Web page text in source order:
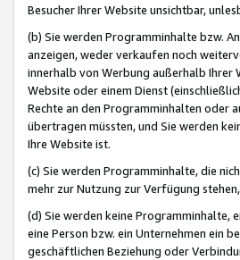
Besucher Ihrer Website unsichtbar,
(b) Sie werden Programminhalte bzw.
anzeigen, weder verkaufen noch
innerhalb von Werbung außerhalb
Website oder einem Dienst
Rechte an den Programminhalten oder
übertragen müssten, und Sie werden
Ihre Website ist.
(c) Sie werden Programminhalte, die
mehr zur Nutzung zur Verfügung
(d) Sie werden keine Programminhalte,
eine Person bzw. ein Unternehmen ein
geschäftlichen Beziehung oder